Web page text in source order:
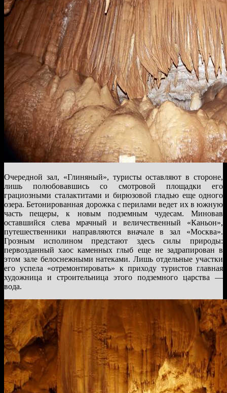
Очередной зал, «Глиняный», туристы оставляют в стороне,
лишь полюбовавшись со смотровой площадки его
грациозными сталактитами и бирюзовой гладью еще одного
озера. Бетонированная дорожка с перилами ведет их в южную
часть пещеры, к новым подземным чудесам. Миновав
оставшийся слева мрачный и величественный «Каньон»,
путешественники направляются вначале в зал «Москва».
Грозным исполином предстают здесь силы природы:
первозданный хаос каменных глыб еще не задрапирован в
этом зале белоснежными натеками. Лишь отдельные участки
его успела «отремонтировать» к приходу туристов главная
художница и строительница этого подземного царства —
вода.